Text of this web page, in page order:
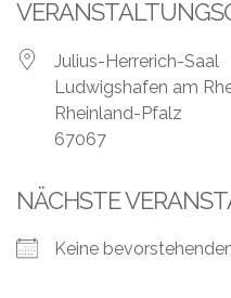
Über
uns
Fotos,
Videos
Referenzen
Julius-Herrerich-Saal
Ludwigshafen am
Rheinland-Pfalz
67067
NÄCHSTE
Keine